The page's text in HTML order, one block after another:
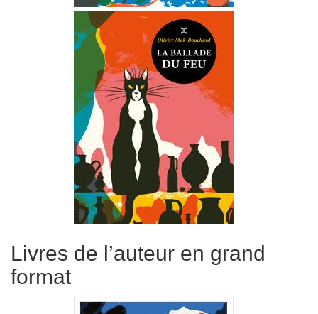
Livres de l’auteur en grand
format